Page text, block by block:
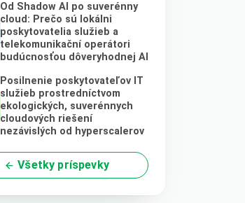
Od Shadow AI po suverénny
cloud: Prečo sú lokálni
poskytovatelia služieb a
telekomunikační operátori
budúcnosťou dôveryhodnej AI
Posilnenie poskytovateľov IT
služieb prostredníctvom
ekologických, suverénnych
cloudových riešení
nezávislých od hyperscalerov
Všetky príspevky